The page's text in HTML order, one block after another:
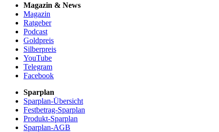
Magazin & News
Magazin
Ratgeber
Podcast
Goldpreis
Silberpreis
YouTube
Telegram
Facebook
Sparplan
Sparplan-Übersicht
Festbetrag-Sparplan
Produkt-Sparplan
Sparplan-AGB